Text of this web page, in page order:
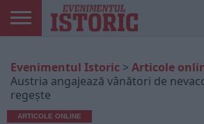
ONLINE
EDIȚII
TIPĂRITE
ISTORIC
PLAY
CONTUL
MEU
Evenimentul Istoric > Articole
Austria angajează vânători de
regește
ARTICOLE ONLINE